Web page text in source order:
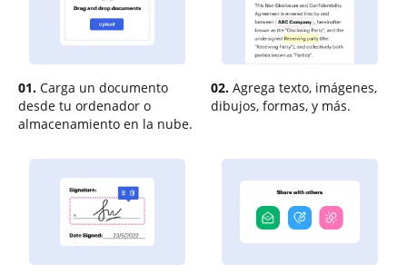
01. Carga un documento
desde tu ordenador o
almacenamiento en la nube.
02. Agrega texto, imágenes,
dibujos, formas, y más.